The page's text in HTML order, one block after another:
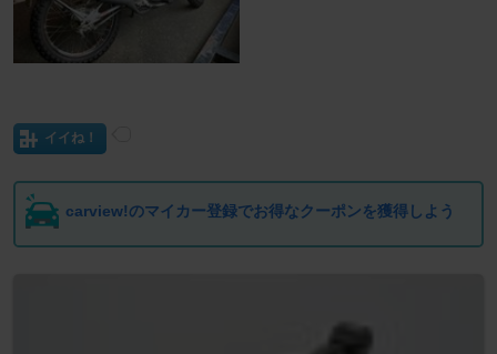
イイね！
carview!のマイカー登録でお得なクーポンを獲得しよう